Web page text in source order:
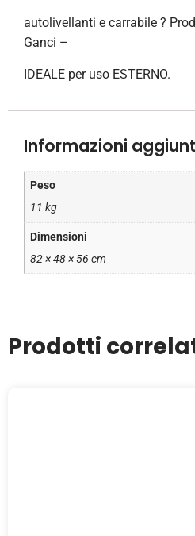
autolivellanti e carrabile ?
Ganci –
IDEALE per uso ESTERNO.
Informazioni
Peso
11 kg
Dimensioni
82 × 48 × 56 cm
Prodotti